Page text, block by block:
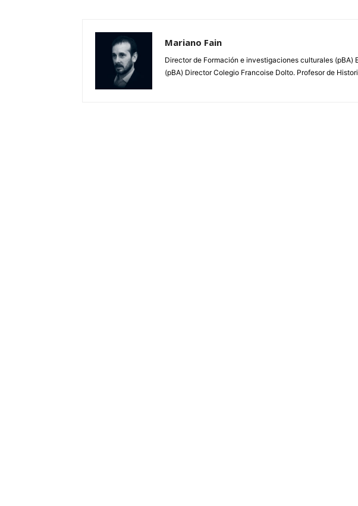
Mariano Fain
Director de Formación e investigaciones culturales (pBA)
(pBA) Director Colegio Francoise Dolto. Profesor de